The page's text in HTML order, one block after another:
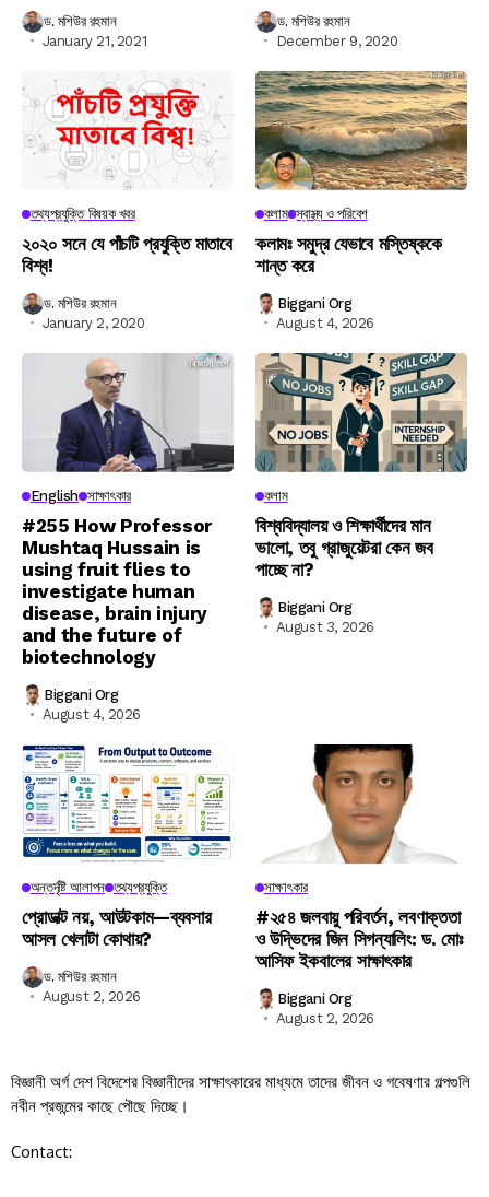
ড. মশিউর রহমান
January 21, 2021
ড. মশিউর রহমান
December 9, 2020
তথ্যপ্রযুক্তি বিষয়ক খবর
২০২০ সনে যে পাঁচটি প্রযুক্তি মাতাবে
বিশ্ব!
ড. মশিউর রহমান
January 2, 2020
কলাম স্বাস্থ্য ও পরিবেশ
কলামঃ সমুদ্র যেভাবে মস্তিষ্ককে
শান্ত করে
Biggani Org
August 4, 2026
English সাক্ষাৎকার
#255 How Professor
Mushtaq Hussain is
using fruit flies to
investigate human
disease, brain injury
and the future of
biotechnology
Biggani Org
August 4, 2026
কলাম
বিশ্ববিদ্যালয় ও শিক্ষার্থীদের মান
ভালো, তবু গ্রাজুয়েটরা কেন জব
পাচ্ছে না?
Biggani Org
August 3, 2026
অন্তর্দৃষ্টি আলাপন তথ্যপ্রযুক্তি
প্রোডাক্ট নয়, আউটকাম—ব্যবসার
আসল খেলাটা কোথায়?
ড. মশিউর রহমান
August 2, 2026
সাক্ষাৎকার
#২৫৪ জলবায়ু পরিবর্তন, লবণাক্ততা
ও উদ্ভিদের জিন সিগন্যালিং: ড. মোঃ
আসিফ ইকবালের সাক্ষাৎকার
Biggani Org
August 2, 2026
বিজ্ঞানী অর্গ দেশ বিদেশের বিজ্ঞানীদের সাক্ষাৎকারের মাধ্যমে তাদের জীবন ও গবেষণার গল্পগুলি
নবীন প্রজন্মের কাছে পৌছে দিচ্ছে।
Contact: